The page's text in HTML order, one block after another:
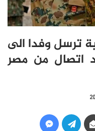
ترسل وفدا الى
اتصال من مصر